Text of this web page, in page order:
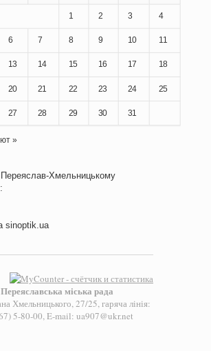
1 2 3 4
6 7 8 9 10 11
13 14 15 16 17 18
20 21 22 23 24 25
27 28 29 30 31
»
Переяслав-Хмельницькому
sinoptik.ua
Переяславська міська рада
Хмельницького, 27/25, гаряча лінія:
5-80-00, E-mail: ua907@ukr.net